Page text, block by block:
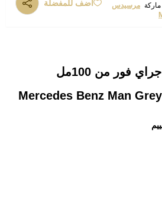
مرسيدس
اضف للمفضلة
مرسيدس بنز مان جراي فور من 100مل
Mercedes Benz Man